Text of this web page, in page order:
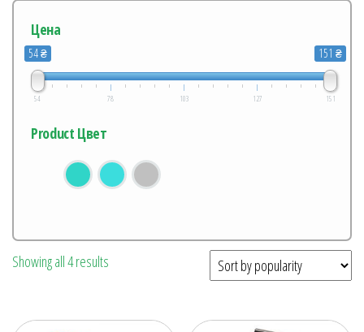
Цена
54 ₴ 151 ₴
54 78 103 127 151
Product Цвет
Showing all 4 results